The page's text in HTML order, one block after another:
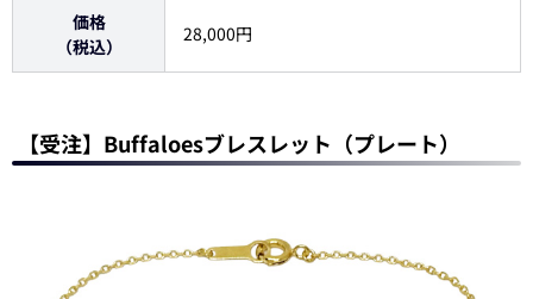
価格
（税込）
28,000円
【受注】Buffaloesブレスレット（プレート）